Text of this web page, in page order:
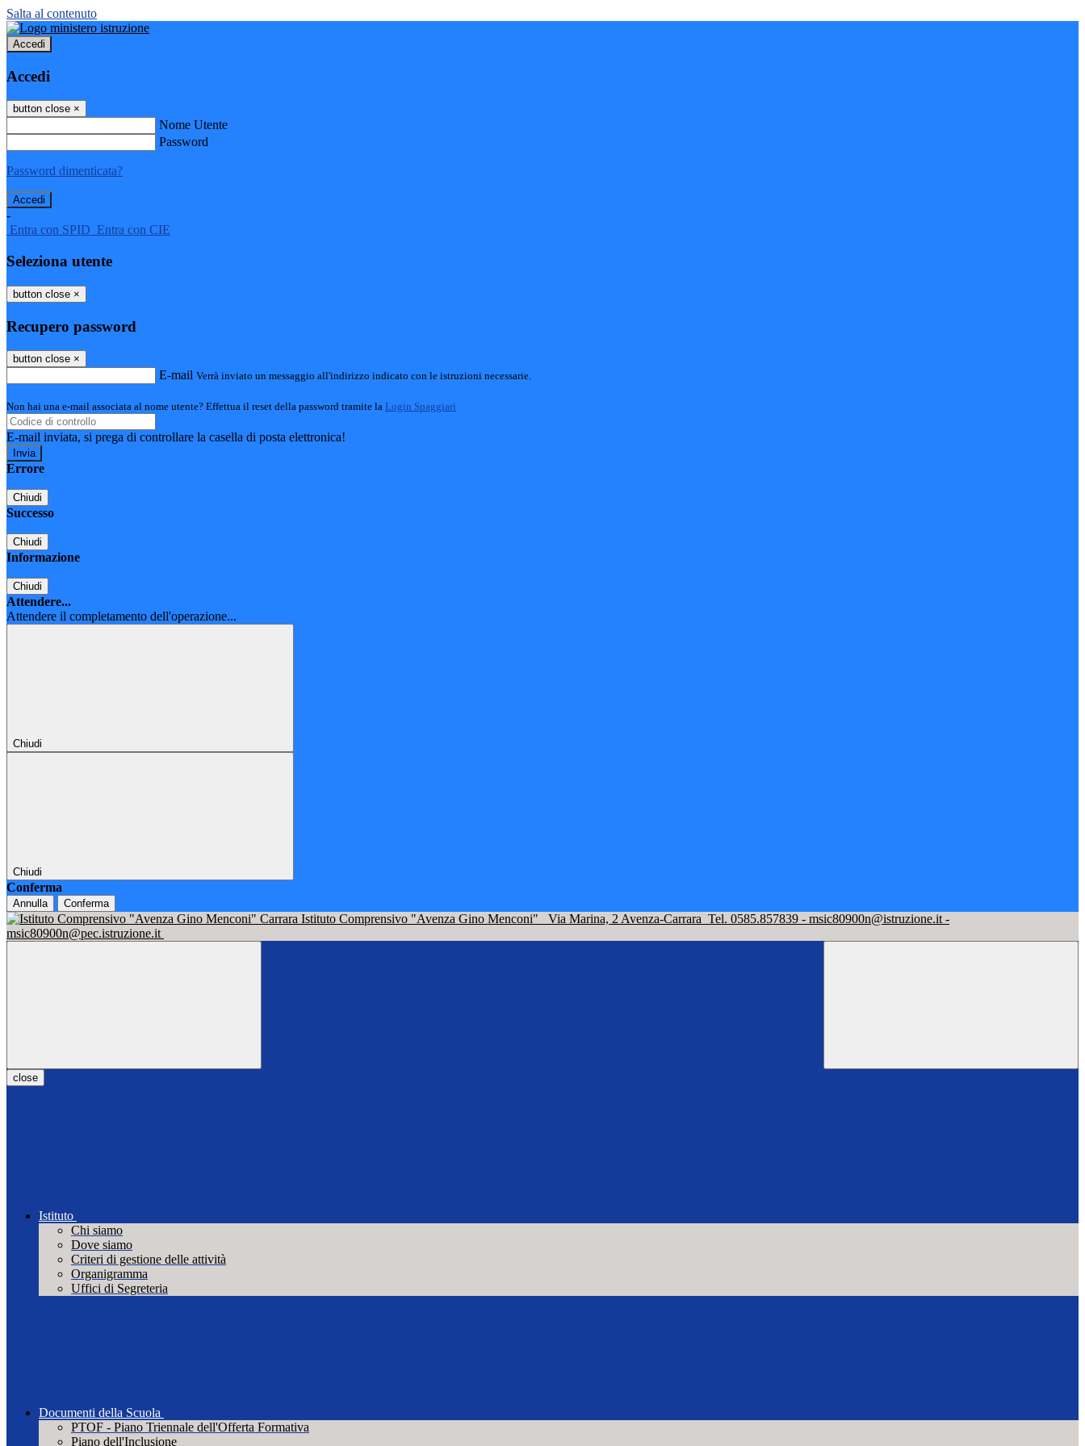
Salta al contenuto
Accedi
Accedi
button close ×
Nome Utente
Password
Password dimenticata?
-
Entra con SPID Entra con CIE
Seleziona utente
button close ×
Recupero password
button close ×
E-mail Verrà inviato un messaggio all'indirizzo indicato con le istruzioni necessarie.
Non hai una e-mail associata al nome utente? Effettua il reset della password tramite la Login Spaggiari
E-mail inviata, si prega di controllare la casella di posta elettronica!
Errore
Chiudi
Successo
Chiudi
Informazione
Chiudi
Attendere...
Attendere il completamento dell'operazione...
Chiudi
Chiudi
Conferma
Annulla Conferma
Istituto Comprensivo "Avenza Gino Menconi" Via Marina, 2 Avenza-Carrara Tel. 0585.857839 - msic80900n@istruzione.it -
msic80900n@pec.istruzione.it
close
Istituto
Chi siamo
Dove siamo
Criteri di gestione delle attività
Organigramma
Uffici di Segreteria
Documenti della Scuola
PTOF - Piano Triennale dell'Offerta Formativa
Piano dell'Inclusione